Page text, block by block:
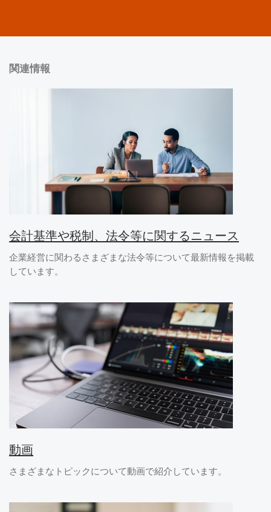
関連情報
会計基準や税制、法令等に関するニュース
企業経営に関わるさまざまな法令等について最新情報を掲載
しています。
動画
さまざまなトピックについて動画で紹介しています。